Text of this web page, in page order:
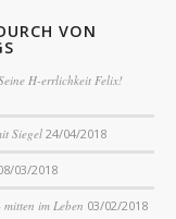
VON
H-errlichkeit Felix!
Siegel 24/04/2018
03/2018
im Leben 03/02/2018